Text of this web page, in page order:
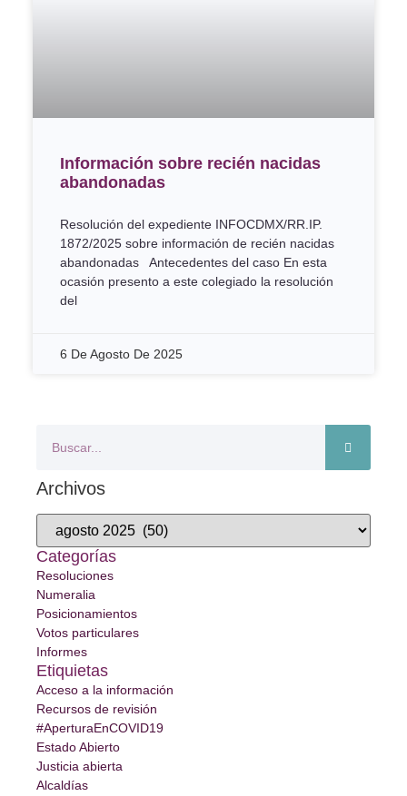
Información sobre recién nacidas
abandonadas
Resolución del expediente INFOCDMX/RR.IP.
1872/2025 sobre información de recién nacidas
abandonadas Antecedentes del caso En esta
ocasión presento a este colegiado la resolución
del
6 De Agosto De 2025
Archivos
Categorías
Resoluciones
Numeralia
Posicionamientos
Votos particulares
Informes
Etiquietas
Acceso a la información
Recursos de revisión
#AperturaEnCOVID19
Estado Abierto
Justicia abierta
Alcaldías